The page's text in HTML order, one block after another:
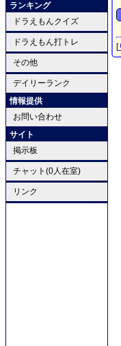
ランキング
ドラえもんクイズ
ドラえもん打トレ
その他
デイリーランク
情報提供
お問い合わせ
サイト
掲示板
チャット(0人在室)
リンク
[